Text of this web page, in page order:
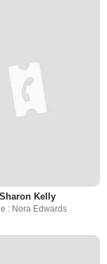
Sharon Kelly
: Nora Edwards